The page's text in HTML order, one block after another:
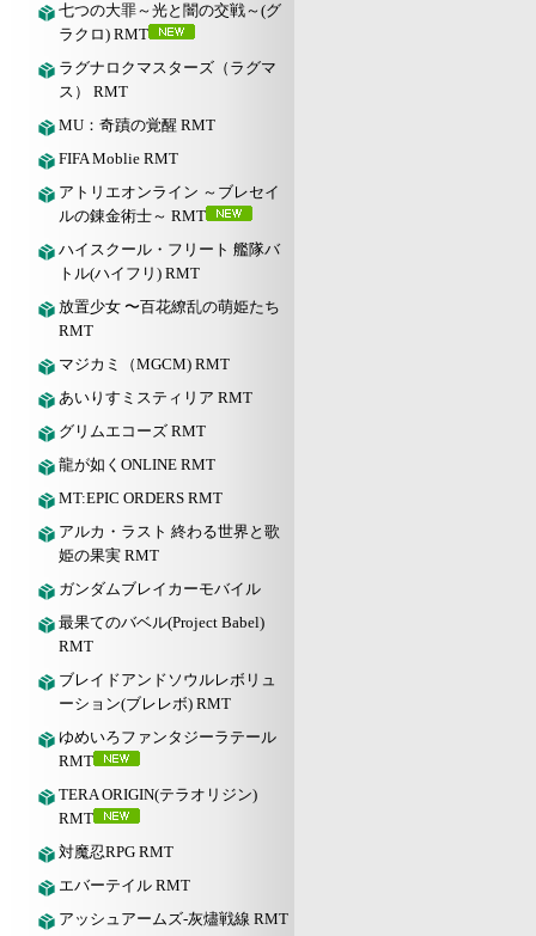
七つの大罪～光と闇の交戦～(グ
ラクロ) RMT
ラグナロクマスターズ（ラグマ
ス） RMT
MU：奇蹟の覚醒 RMT
FIFA Moblie RMT
アトリエオンライン ～ブレセイ
ルの錬金術士～ RMT
ハイスクール・フリート 艦隊バ
トル(ハイフリ) RMT
放置少女 〜百花繚乱の萌姫たち
RMT
マジカミ（MGCM) RMT
あいりすミスティリア RMT
グリムエコーズ RMT
龍が如くONLINE RMT
MT:EPIC ORDERS RMT
アルカ・ラスト 終わる世界と歌
姫の果実 RMT
ガンダムブレイカーモバイル
最果てのバベル(Project Babel)
RMT
ブレイドアンドソウルレボリュ
ーション(ブレレボ) RMT
ゆめいろファンタジーラテール
RMT
TERA ORIGIN(テラオリジン)
RMT
対魔忍RPG RMT
エバーテイル RMT
アッシュアームズ‐灰燼戦線 RMT